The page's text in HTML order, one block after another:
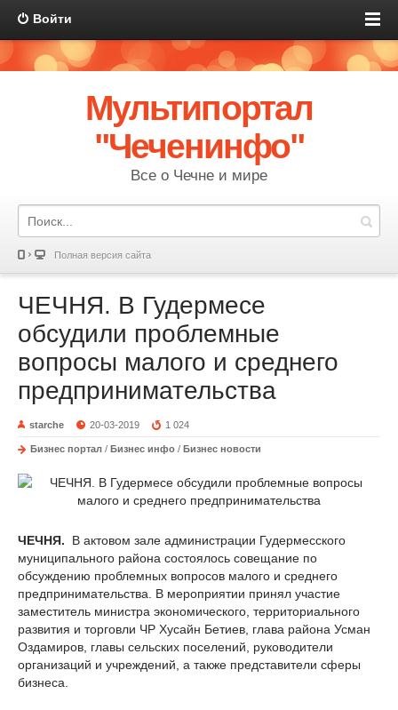
Войти
Мультипортал
"Чеченинфо"
Все о Чечне и мире
Полная версия сайта
ЧЕЧНЯ. В Гудермесе
обсудили проблемные
вопросы малого и среднего
предпринимательства
starche 20-03-2019 1 024
Бизнес портал / Бизнес инфо / Бизнес новости
ЧЕЧНЯ. В актовом зале администрации Гудермесского
муниципального района состоялось совещание по
обсуждению проблемных вопросов малого и среднего
предпринимательства. В мероприятии принял участие
заместитель министра экономического, территориального
развития и торговли ЧР Хусайн Бетиев, глава района Усман
Оздамиров, главы сельских поселений, руководители
организаций и учреждений, а также представители сферы
бизнеса.